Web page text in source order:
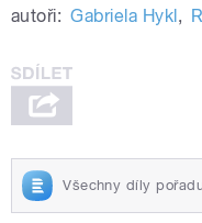
autoři: Gabriela Hykl,
Všechny díly